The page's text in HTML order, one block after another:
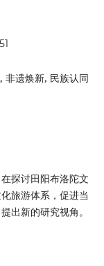
非遗焕新, 民族认同
探讨田阳布洛陀文
旅游体系，促进当
出新的研究视角。